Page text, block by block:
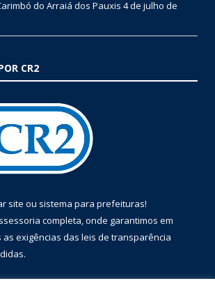
do Arraiá dos Pauxis 4 de julho de
CR2
site ou sistema para prefeituras!
completa, onde garantimos em
exigências das leis de transparência